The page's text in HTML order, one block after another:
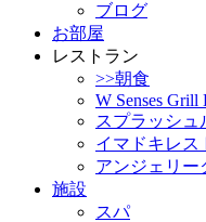
ブログ
お部屋
レストラン
>>朝食
W Senses Grill
スプラッシュ
イマドキレス
アンジェリー
施設
スパ